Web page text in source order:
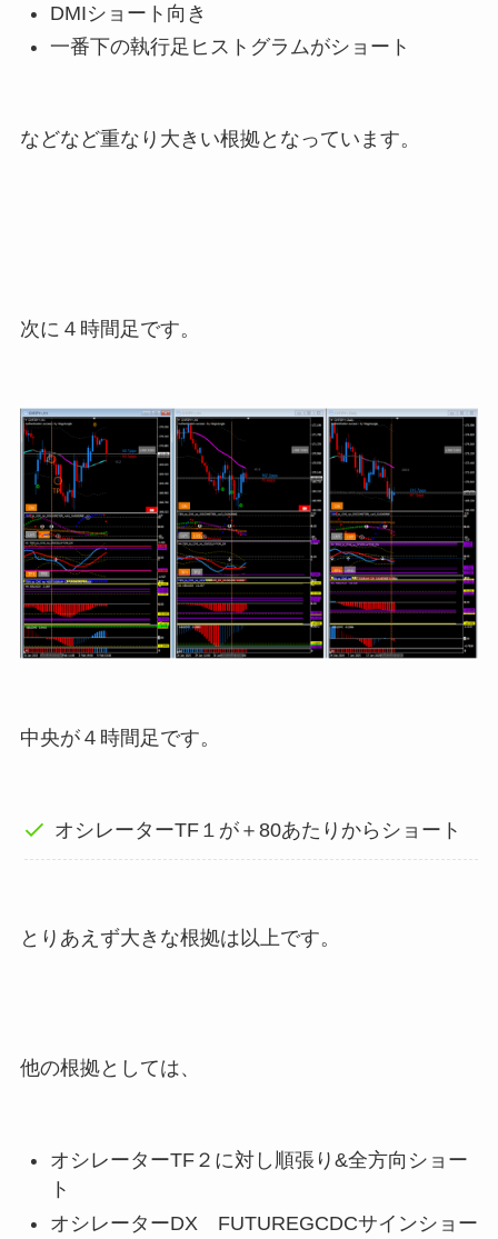
DMIショート向き
一番下の執行足ヒストグラムがショート
などなど重なり大きい根拠となっています。
次に４時間足です。
中央が４時間足です。
オシレーターTF１が＋80あたりからショート
とりあえず大きな根拠は以上です。
他の根拠としては、
オシレーターTF２に対し順張り&全方向ショー
ト
オシレーターDX FUTUREGCDCサインショー